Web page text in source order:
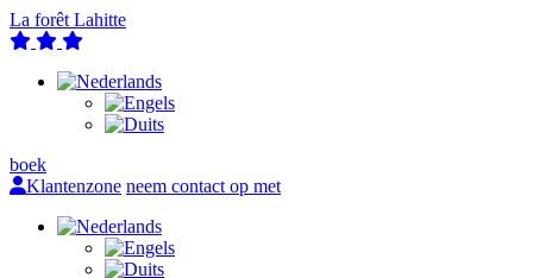
La forêt Lahitte
boek
Klantenzone neem contact op met